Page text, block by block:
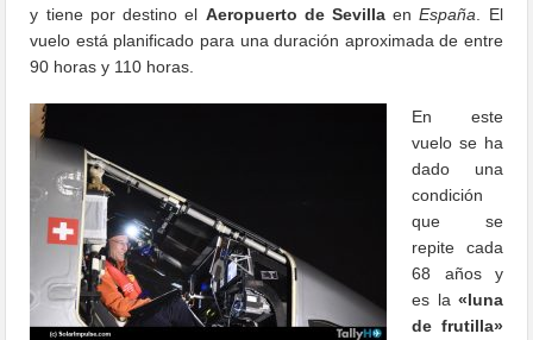
y tiene por destino el Aeropuerto de SevillaenEspaña . El
vuelo está planificado para una duración aproximada de entre
90 horas y 110 horas.
En este
vuelo se ha
dado una
condición
que se
repite cada
68 años y
es la «luna
de frutilla»